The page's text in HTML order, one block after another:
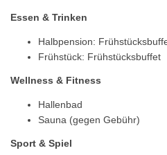
Essen & Trinken
Halbpension:
Frühstück: Frühstücksbuffet
Wellness & Fitness
Hallenbad
Sauna (gegen Gebühr)
Sport & Spiel